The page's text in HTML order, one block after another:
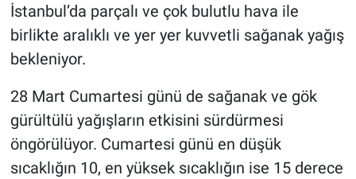
İstanbul’da parçalı ve çok bulutlu hava ile
birlikte aralıklı ve yer yer kuvvetli sağanak yağış
bekleniyor.
28 Mart Cumartesi günü de sağanak ve gök
gürültülü yağışların etkisini sürdürmesi
öngörülüyor. Cumartesi günü en düşük
sıcaklığın 10, en yüksek sıcaklığın ise 15 derece